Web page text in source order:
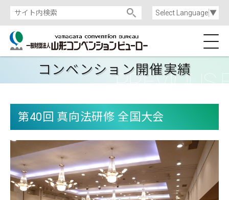
Select Language▼
コンベンション開催実績
第40回 真向法研修 全国大会